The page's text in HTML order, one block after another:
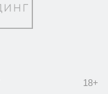
18+